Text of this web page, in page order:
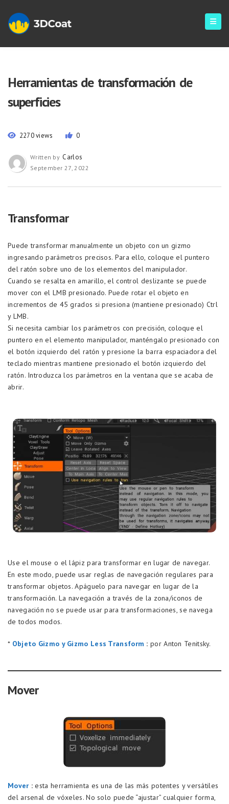
Herramientas de transformación de
superficies
2270 views 0
Written by Carlos
September 27, 2022
Transformar
Puede transformar manualmente un objeto con un gizmo
ingresando parámetros precisos. Para ello, coloque el puntero
del ratón sobre uno de los elementos del manipulador.
Cuando se resalta en amarillo, el control deslizante se puede
mover con el LMB presionado. Puede rotar el objeto en
incrementos de 45 grados si presiona (mantiene presionado) Ctrl
y LMB.
Si necesita cambiar los parámetros con precisión, coloque el
puntero en el elemento manipulador, manténgalo presionado con
el botón izquierdo del ratón y presione la barra espaciadora del
teclado mientras mantiene presionado el botón izquierdo del
ratón. Introduzca los parámetros en la ventana que se acaba de
abrir.
Use el mouse o el lápiz para transformar en lugar de navegar.
En este modo, puede usar reglas de navegación regulares para
transformar objetos. Apáguelo para navegar en lugar de la
transformación. La navegación a través de la zona/iconos de
navegación no se puede usar para transformaciones, se navega
de todos modos.
* Objeto Gizmo y Gizmo Less Transform : por Anton Tenitsky.
Mover
Mover : esta herramienta es una de las más potentes y versátiles
del arsenal de vóxeles. No solo puede “ajustar” cualquier forma,